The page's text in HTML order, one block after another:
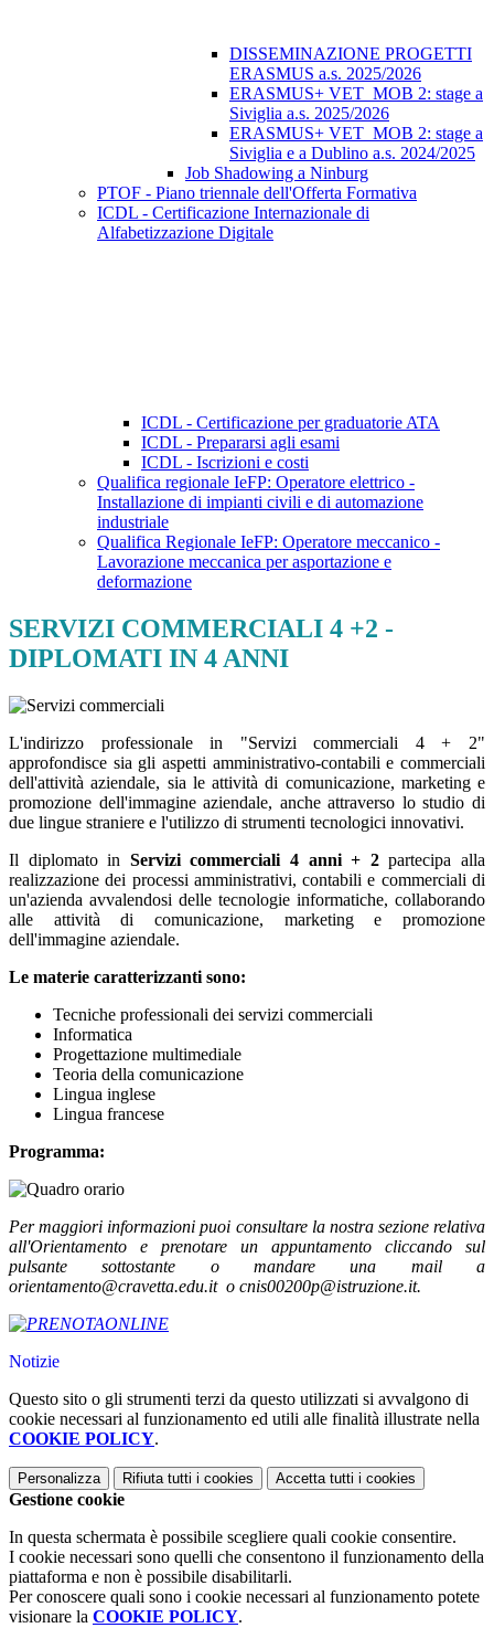
DISSEMINAZIONE PROGETTI
ERASMUS a.s. 2025/2026
ERASMUS+ VET_MOB 2: stage a
Siviglia a.s. 2025/2026
ERASMUS+ VET_MOB 2: stage a
Siviglia e a Dublino a.s. 2024/2025
Job Shadowing a Ninburg
PTOF - Piano triennale dell'Offerta Formativa
ICDL - Certificazione Internazionale di
Alfabetizzazione Digitale
ICDL - Certificazione per graduatorie ATA
ICDL - Prepararsi agli esami
ICDL - Iscrizioni e costi
Qualifica regionale IeFP: Operatore elettrico -
Installazione di impianti civili e di automazione
industriale
Qualifica Regionale IeFP: Operatore meccanico -
Lavorazione meccanica per asportazione e
deformazione
SERVIZI COMMERCIALI 4 +2 -
DIPLOMATI IN 4 ANNI
L'indirizzo professionale in "Servizi commerciali 4 + 2"
approfondisce sia gli aspetti amministrativo-contabili e commerciali
dell'attività aziendale, sia le attività di comunicazione, marketing e
promozione dell'immagine aziendale, anche attraverso lo studio di
due lingue straniere e l'utilizzo di strumenti tecnologici innovativi.
Il diplomato in Servizi commerciali 4 anni + 2partecipa alla
realizzazione dei processi amministrativi, contabili e commerciali di
un'azienda avvalendosi delle tecnologie informatiche, collaborando
alle attività di comunicazione, marketing e promozione
dell'immagine aziendale.
Le materie caratterizzanti sono:
Tecniche professionali dei servizi commerciali
Informatica
Progettazione multimediale
Teoria della comunicazione
Lingua inglese
Lingua francese
Programma:
Per maggiori informazioni puoi consultare la nostra sezione relativa
all'Orientamento e prenotare un appuntamento cliccando sul
pulsante sottostante o mandare una mail a
orientamento@cravetta.edu.it o cnis00200p@istruzione.it.
Notizie
Questo sito o gli strumenti terzi da questo utilizzati si avvalgono di
cookie necessari al funzionamento ed utili alle finalità illustrate nella
COOKIE POLICY.
Personalizza Rifiuta tutti i cookies Accetta tutti i cookies
Gestione cookie
In questa schermata è possibile scegliere quali cookie consentire.
I cookie necessari sono quelli che consentono il funzionamento della
piattaforma e non è possibile disabilitarli.
Per conoscere quali sono i cookie necessari al funzionamento potete
visionare la COOKIE POLICY.